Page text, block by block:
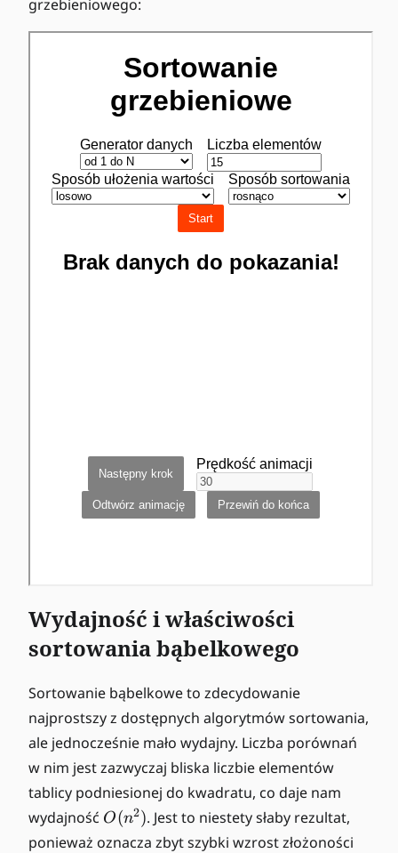
grzebieniowego:
Wydajność i właściwości
sortowania bąbelkowego
Sortowanie bąbelkowe to zdecydowanie
najprostszy z dostępnych algorytmów sortowania,
ale jednocześnie mało wydajny. Liczba porównań
w nim jest zazwyczaj bliska liczbie elementów
tablicy podniesionej do kwadratu, co daje nam
wydajność O
(
O(n2). Jest to niestety słaby rezultat,
ponieważ oznacza zbyt szybki wzrost złożoności